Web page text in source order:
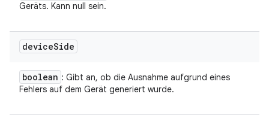
Geräts. Kann null sein.
deviceSide
boolean : Gibt an, ob die Ausnahme aufgrund eines
Fehlers auf dem Gerät generiert wurde.